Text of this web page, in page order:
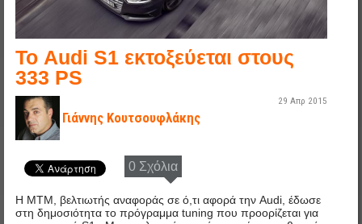
Το Audi S1 εκτοξεύεται στους
333 PS
Γιάννης Κουτσουφλάκης
29 Απρ 2015
0 Σχόλια
Η MTM, βελτιωτής αναφοράς σε ό,τι αφορά την Audi, έδωσε
στη δημοσιότητα το πρόγραμμα tuning που προορίζεται για